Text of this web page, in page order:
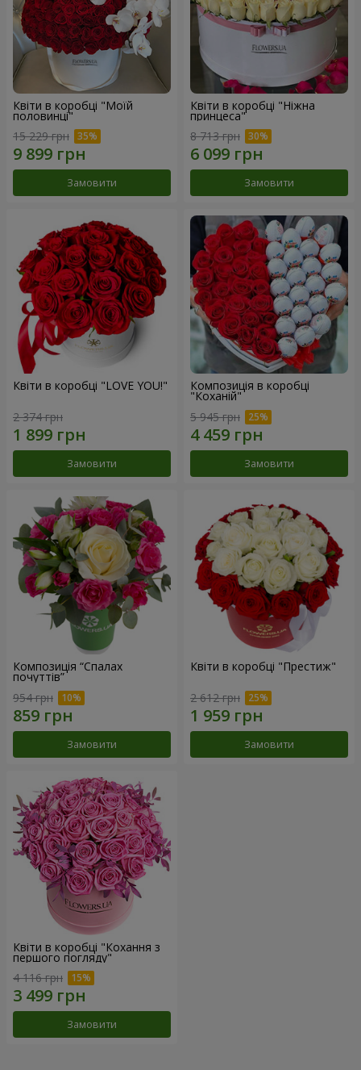
Квіти в коробці "Моїй
половинці"
15 229 грн
Замовити
Квіти в коробці "Ніжна
принцеса"
8 713 грн
Замовити
Квіти в коробці "LOVE YOU!"
2 374 грн
Замовити
Композиція в коробці
"Коханій"
5 945 грн
Замовити
Композиція “Спалах
почуттів”
954 грн
Замовити
Квіти в коробці "Престиж"
2 612 грн
Замовити
Квіти в коробці "Кохання з
першого погляду"
4 116 грн
Замовити